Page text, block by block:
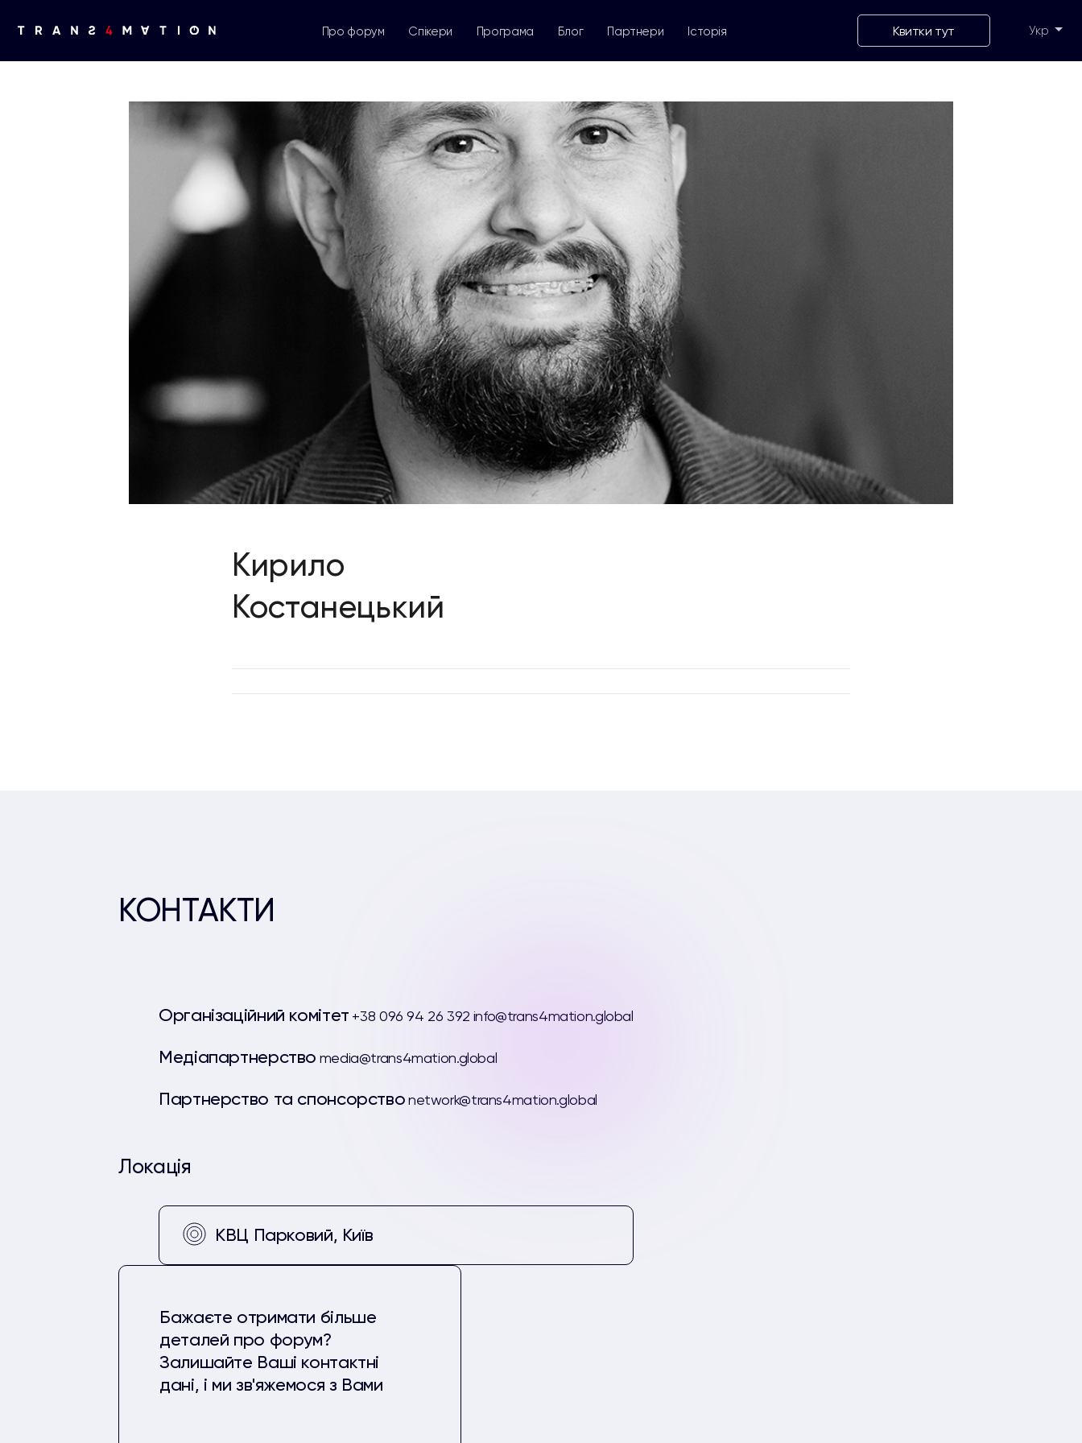
Про форум Спікери Програма Блог Партнери Історія Квитки тут Укр
Укр
Кирило
Костанецький
КОНТАКТИ
Організаційний комітет +38 096 94 26 392 info@trans4mation.global
Медіапартнерство media@trans4mation.global
Партнерство та спонсорствоnetwork@trans4mation.global
Локація
КВЦ Парковий, Київ
Бажаєте отримати більше
деталей про форум?
Залишайте Ваші контактні
дані, і ми зв'яжемося з Вами